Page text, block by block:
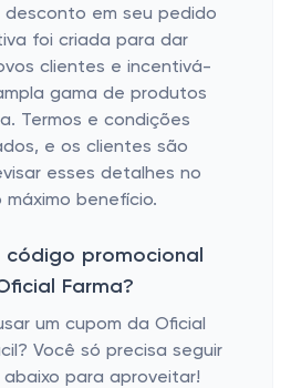
em seu pedido
foi criada para dar
clientes e incentivá-
gama de produtos
Termos e condições
e os clientes são
esses detalhes no
benefício.
código promocional
Farma?
um cupom da Oficial
Você só precisa seguir
para aproveitar!